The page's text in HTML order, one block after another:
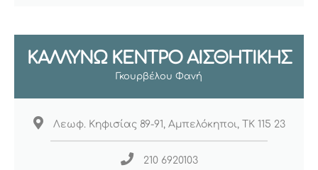
ΚΑΛΛΥΝΩ ΚΕΝΤΡΟ ΑΙΣΘΗΤΙΚΗΣ
Γκουρβέλου Φανή
Λεωφ. Κηφισίας 89-91, Αμπελόκηποι, ΤΚ 115 23
210 6920103